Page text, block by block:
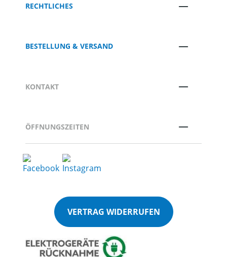
RECHTLICHES
BESTELLUNG & VERSAND
KONTAKT
ÖFFNUNGSZEITEN
VERTRAG WIDERRUFEN